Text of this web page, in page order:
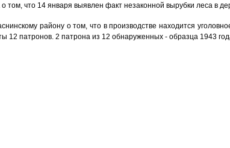
том, что 14 января выявлен факт незаконной вырубки леса в
району о том, что в производстве находится
12 патронов. 2 патрона из 12 обнаруженных - образца 1943